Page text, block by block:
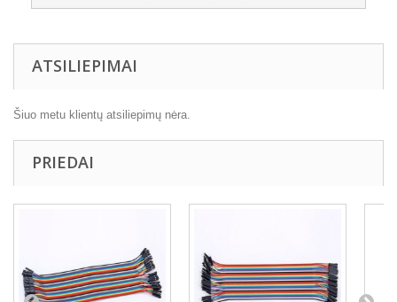
ATSILIEPIMAI
Šiuo metu klientų atsiliepimų nėra.
PRIEDAI